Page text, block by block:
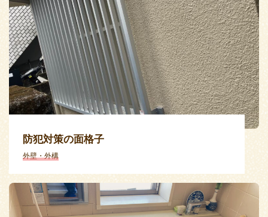
防犯対策の面格子
外壁・外構